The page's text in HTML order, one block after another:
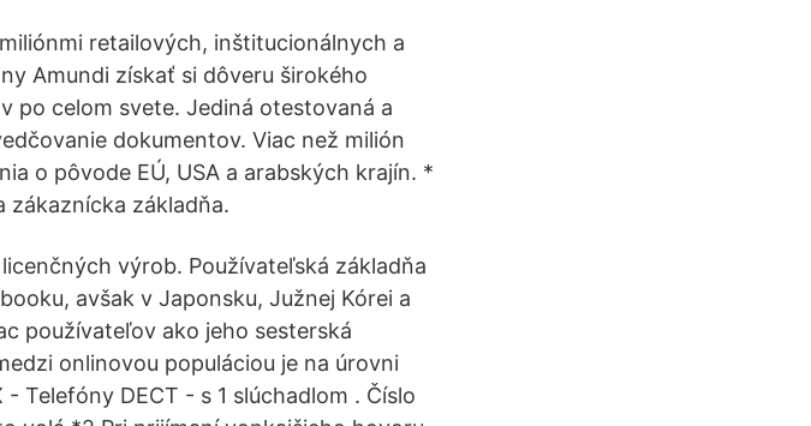
retailových, inštitucionálnych a
Amundi získať si dôveru širokého
po celom svete. Jediná otestovaná a
dokumentov. Viac než milión
o pôvode EÚ, USA a arabských krajín. *
zákaznícka základňa.
výrob. Používateľská základňa
avšak v Japonsku, Južnej Kórei a
používateľov ako jeho sesterská
onlinovou populáciou je na úrovni
Telefóny DECT - s 1 slúchadlom . Číslo